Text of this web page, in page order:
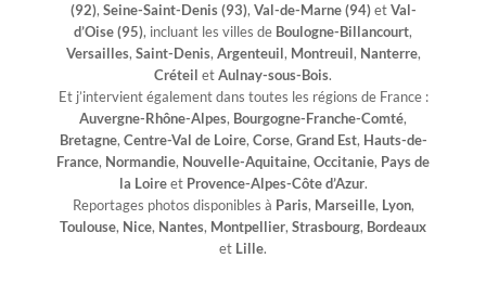
(92), Seine-Saint-Denis (93), Val-de-Marne (94)etVal-
d’Oise (95), incluant les villes de Boulogne-Billancourt,
Versailles, Saint-Denis, Argenteuil, Montreuil, Nanterre,
Créteil etAulnay-sous-Bois.
Et j’intervient également dans toutes les régions de France :
Auvergne-Rhône-Alpes, Bourgogne-Franche-Comté,
Bretagne, Centre-Val de Loire, Corse, Grand Est, Hauts-de-
France, Normandie, Nouvelle-Aquitaine, Occitanie, Pays de
la Loireet Provence-Alpes-Côte d’Azur.
Reportages photos disponibles à Paris, Marseille, Lyon,
Toulouse, Nice, Nantes, Montpellier, Strasbourg, Bordeaux
et Lille.